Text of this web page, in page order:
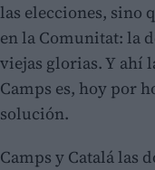
las elecciones, sino
en la Comunitat: la
viejas glorias. Y ahí
Camps es, hoy por
solución.
Camps y Catalá las